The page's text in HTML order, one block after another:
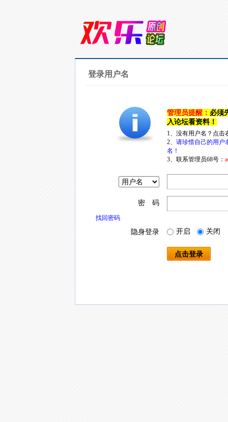
登录用户名
管理员提醒： 必须
入论坛看资料！
1、没有用户名？点
2、 请珍惜自己的用户
名！
3、联系管理员68号：
密 码
找回密码
隐身登录 开启 关闭
点击登录